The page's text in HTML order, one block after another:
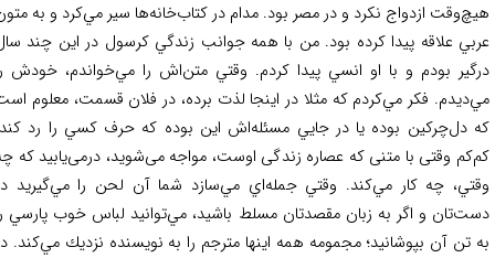
ازدواج نكرد و در مصر بود. مدام در كتاب‌خانه‌ها سير مي‌كرد و به متون
علاقه پيدا كرده بود. من با همه جوانب زندگي كرسول در اين چند سال
بودم و با او انسي پيدا كردم. وقتي متن‌اش را مي‌خواندم، خودش را
فكر مي‌كردم كه مثلا در اينجا لذت برده، در فلان قسمت، معلوم است
دل‌چركين بوده يا در جايي مسئله‌اش اين بوده كه حرف كسي را رد كند.
وقتی با متنی که عصاره زندگی اوست، مواجه می‌شوید، درمی‌یابید كه چه
چه كار مي‌كند. وقتي جمله‌اي مي‌سازد شما آن لحن را مي‌گيريد در
و اگر به زبان مقصدتان مسلط باشيد، مي‌توانيد لباس خوب پارسي را
تن آن بپوشانيد؛ مجمومه همه اينها مترجم را به نويسنده نزديك مي‌كند. در